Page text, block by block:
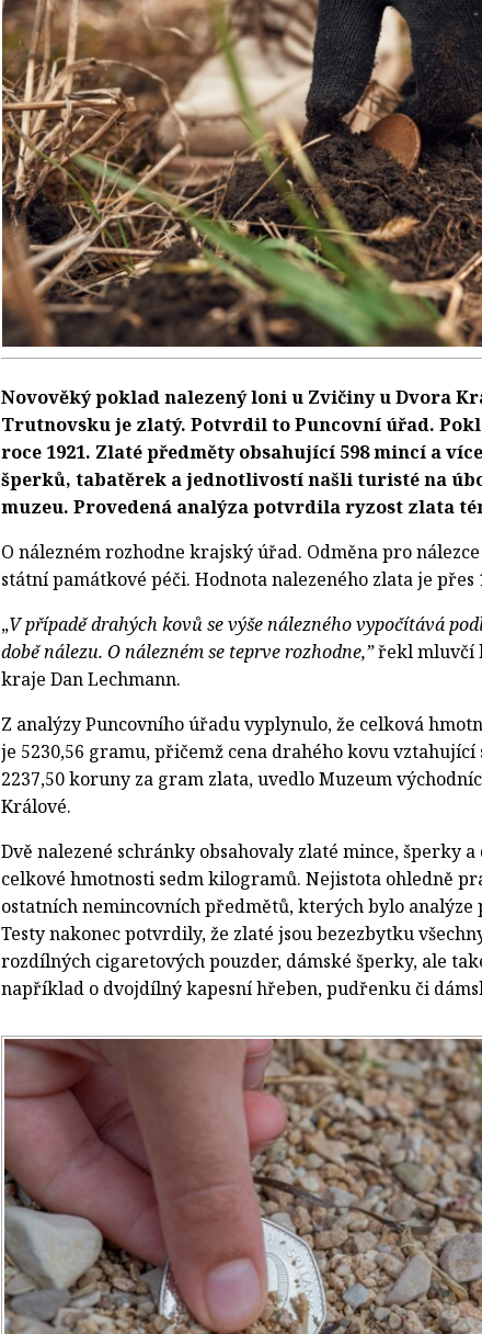
Novověký poklad nalezený loni u Zvičiny u Dvora
Trutnovsku je zlatý. Potvrdil to Puncovní úřad.
roce 1921. Zlaté předměty obsahující 598 mincí a
šperků, tabatěrek a jednotlivostí našli turisté na
muzeu. Provedená analýza potvrdila ryzost zlata
O nálezném rozhodne krajský úřad. Odměna pro
státní památkové péči. Hodnota nalezeného zlata je
„V případě drahých kovů se výše nálezného vypočítává
době nálezu. O nálezném se teprve rozhodne,”řekl mluvčí
kraje Dan Lechmann.
Z analýzy Puncovního úřadu vyplynulo, že celková
je 5230,56 gramu, přičemž cena drahého kovu
2237,50 koruny za gram zlata, uvedlo Muzeum
Králové.
Dvě nalezené schránky obsahovaly zlaté mince, šperky
celkové hmotnosti sedm kilogramů. Nejistota ohledně
ostatních nemincovních předmětů, kterých bylo analýze
Testy nakonec potvrdily, že zlaté jsou bezezbytku
rozdílných cigaretových pouzder, dámské šperky, ale
například o dvojdílný kapesní hřeben, pudřenku či